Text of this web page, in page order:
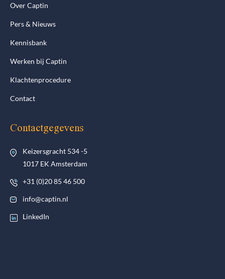
Over Captin
Pers & Nieuws
Kennisbank
Werken bij Captin
Klachtenprocedure
Contact
Contactgegevens
Keizersgracht 534 -5
1017 EK Amsterdam
+31 (0)20 85 46 500
info@captin.nl
LinkedIn